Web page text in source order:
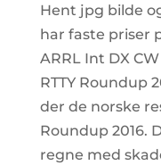
Hent jpg bilde
har faste priser
ARRL Int DX
RTTY Roundup
der de norske
Roundup 2016.
regne med